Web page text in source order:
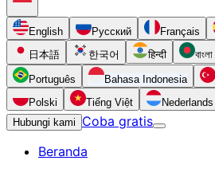
English Русский Français
日本語
한국어 हिन्दी বাংলা
Português Bahasa Indonesia
Polski
Tiếng Việt Nederlands
Hubungi kami
Coba gratis
Beranda